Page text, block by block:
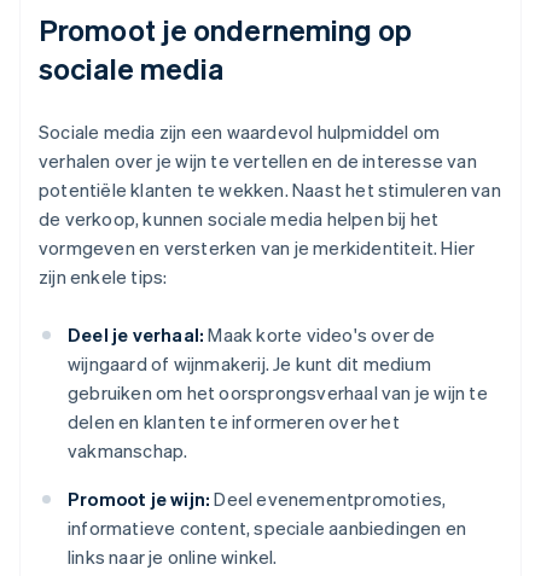
Promoot je onderneming op
sociale media
Sociale media zijn een waardevol hulpmiddel om
verhalen over je wijn te vertellen en de interesse van
potentiële klanten te wekken. Naast het stimuleren van
de verkoop, kunnen sociale media helpen bij het
vormgeven en versterken van je merkidentiteit. Hier
zijn enkele tips:
Deel je verhaal: Maak korte video's over de
wijngaard of wijnmakerij. Je kunt dit medium
gebruiken om het oorsprongsverhaal van je wijn te
delen en klanten te informeren over het
vakmanschap.
Promoot je wijn: Deel evenementpromoties,
informatieve content, speciale aanbiedingen en
links naar je online winkel.